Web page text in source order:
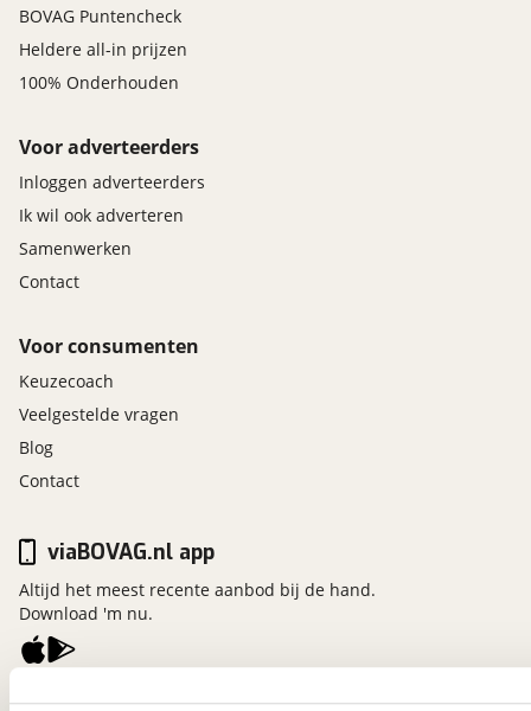
BOVAG Puntencheck
Heldere all-in prijzen
100% Onderhouden
Voor adverteerders
Inloggen adverteerders
Ik wil ook adverteren
Samenwerken
Contact
Voor consumenten
Keuzecoach
Veelgestelde vragen
Blog
Contact
viaBOVAG.nl
viaBOVAG.nl app
Altijd het meest recente aanbod bij de hand.
Download 'm nu.